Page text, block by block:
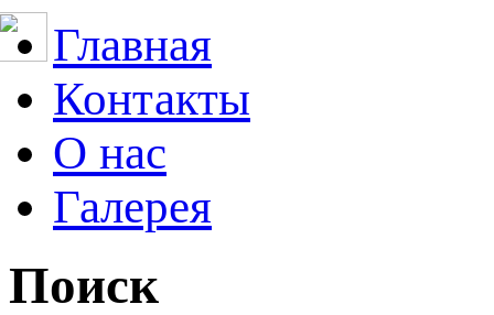
Главная
Контакты
О нас
Галерея
Поиск